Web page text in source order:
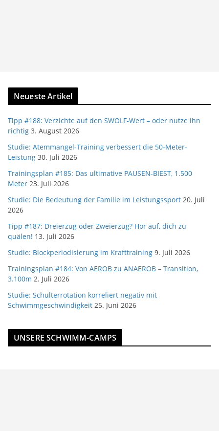
Neueste Artikel
Tipp #188: Verzichte auf den SWOLF-Wert – oder nutze ihn
richtig 3. August 2026
Studie: Atemmangel-Training verbessert die 50-Meter-
Leistung 30. Juli 2026
Trainingsplan #185: Das ultimative PAUSEN-BIEST, 1.500
Meter 23. Juli 2026
Studie: Die Bedeutung der Familie im Leistungssport 20. Juli
2026
Tipp #187: Dreierzug oder Zweierzug? Hör auf, dich zu
quälen! 13. Juli 2026
Studie: Blockperiodisierung im Krafttraining 9. Juli 2026
Trainingsplan #184: Von AEROB zu ANAEROB – Transition,
3.100m 2. Juli 2026
Studie: Schulterrotation korreliert negativ mit
Schwimmgeschwindigkeit 25. Juni 2026
UNSERE SCHWIMM-CAMPS